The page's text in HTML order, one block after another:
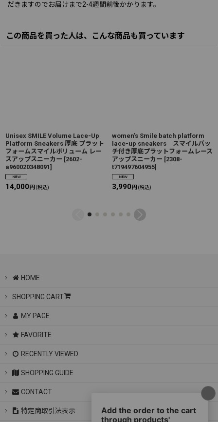
だきますのでお届けまで2-4週間前後かかります。
この商品を買った人は、こんな商品も買っています
Unisex SMILE Volume Lace-Up
Platform Sneakers 厚底 プラット
フォームスマイルボリューム レー
スアップスニーカー [2602-
a960020348091]
14,000 円 (税込)
women's Smile batch platform
lace-up sneakers スマイルバッ
チ付き厚底プラットフォームレース
アップスニーカー [2308-
t719497604955]
3,990 円 (税込)
HOME
SHOPPING CART
MY PAGE
FAVORITE
RECENTLY VIEWED
SHOPPING GUIDE
CONTACT
特定商取引法表示